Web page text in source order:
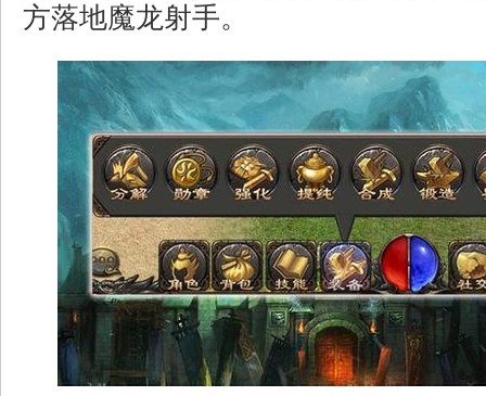
方落地魔龙射手。